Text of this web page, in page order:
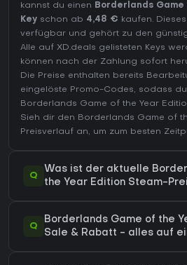
kannst du einen Borderlands
Key schon ab 4,48 € kaufen.
verfügbar und gehört zu den
Alle auf XD.deals gelisteten Keys
können nach der Zahlung sofort
Die Preise enthalten bereits
eingelöste Promo-Codes, sodass
Borderlands Game of the Year
Sieh dir den Borderlands Game of
Preisverlauf an, um zum besten
Q
Was ist der aktuelle
the Year Edition Steam-
Q
Borderlands Game of the
Sale & Rabatt - alles auf